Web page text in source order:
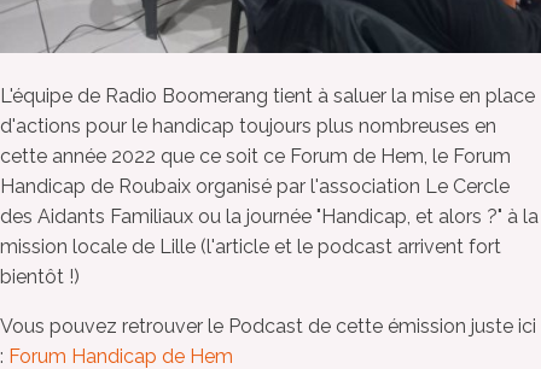
L'équipe de Radio Boomerang tient à saluer la mise en place
d'actions pour le handicap toujours plus nombreuses en
cette année 2022 que ce soit ce Forum de Hem, le Forum
Handicap de Roubaix organisé par l'association Le Cercle
des Aidants Familiaux ou la journée "Handicap, et alors ?" à la
mission locale de Lille (l'article et le podcast arrivent fort
bientôt !)
Vous pouvez retrouver le Podcast de cette émission juste ici
: Forum Handicap de Hem